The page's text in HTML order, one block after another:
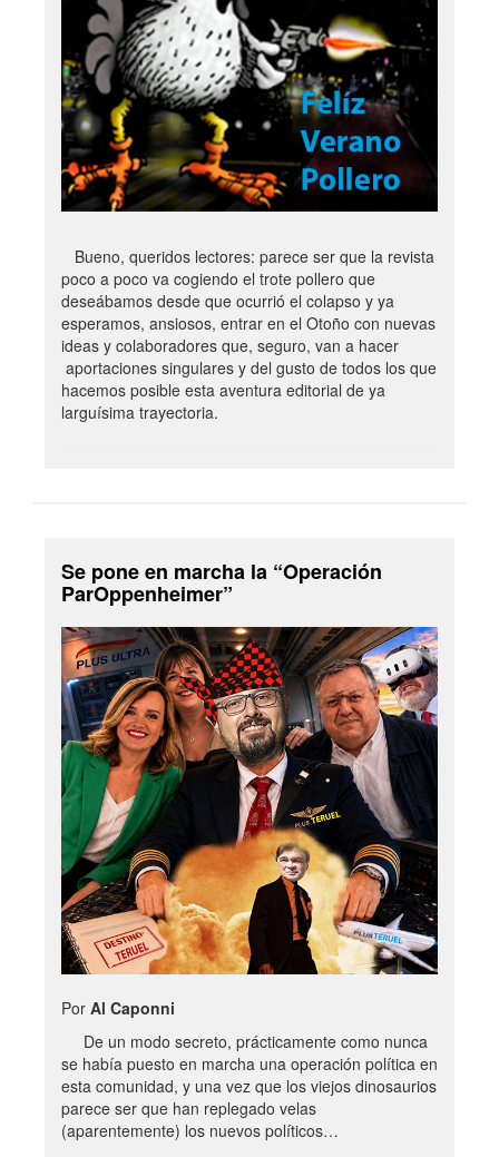
Bueno, queridos lectores: parece ser que la revista
poco a poco va cogiendo el trote pollero que
deseábamos desde que ocurrió el colapso y ya
esperamos, ansiosos, entrar en el Otoño con nuevas
ideas y colaboradores que, seguro, van a hacer
aportaciones singulares y del gusto de todos los que
hacemos posible esta aventura editorial de ya
larguísima trayectoria.
Se pone en marcha la “Operación
ParOppenheimer”
Por Al Caponni
De un modo secreto, prácticamente como nunca
se había puesto en marcha una operación política en
esta comunidad, y una vez que los viejos dinosaurios
parece ser que han replegado velas
(aparentemente) los nuevos políticos…